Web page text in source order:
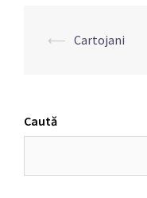
Navigare
⟵ Cartojani
Caută